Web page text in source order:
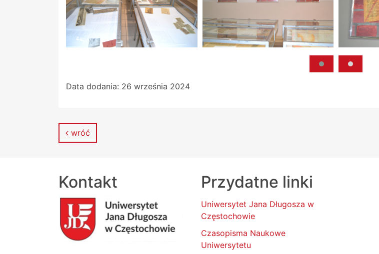
Data dodania: 26 września 2024
wróć
Kontakt Przydatne linki
Uniwersytet Jana Długosza w
Częstochowie
Czasopisma Naukowe
Uniwersytetu